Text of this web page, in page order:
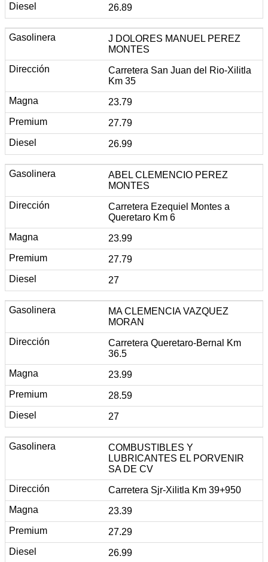
26.89
J DOLORES MANUEL PEREZ
MONTES
Carretera San Juan del Rio-Xilitla
Km 35
23.79
27.79
26.99
ABEL CLEMENCIO PEREZ
MONTES
Carretera Ezequiel Montes a
Queretaro Km 6
23.99
27.79
27
MA CLEMENCIA VAZQUEZ
MORAN
Carretera Queretaro-Bernal Km
36.5
23.99
28.59
27
COMBUSTIBLES Y
LUBRICANTES EL PORVENIR
SA DE CV
Carretera Sjr-Xilitla Km 39+950
23.39
27.29
26.99